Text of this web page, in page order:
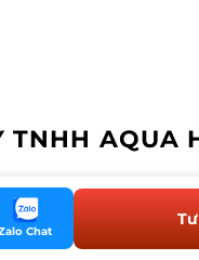
Chat
TNHH AQUA